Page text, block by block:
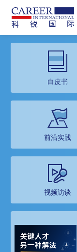
白皮书
前沿实践
视频访谈